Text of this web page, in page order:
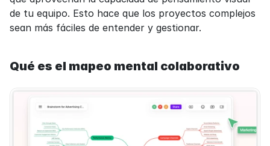
de tu equipo. Esto hace que los proyectos complejos
sean más fáciles de entender y gestionar.
Qué es el mapeo mental colaborativo